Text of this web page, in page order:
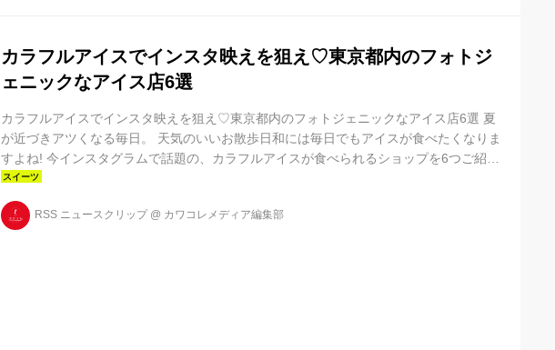
カラフルアイスでインスタ映えを狙え♡東京都内のフォトジ
ェニックなアイス店6選
カラフルアイスでインスタ映えを狙え♡東京都内のフォトジェニックなアイス店6選 夏
が近づきアツくなる毎日。 天気のいいお散歩日和には毎日でもアイスが食べたくなりま
すよね! 今インスタグラムで話題の、カラフルアイスが食べられるショップを6つご紹介
していきます♩ FLOTO(フロート) Sayaka♡さん(@sayaka227)がシェアした投稿 -
2017 5月 4 3:19午前 PDT 代々木にあるジェラートと焼き菓子のお店「FLOTO」のアイ
スが今インスタで話題です! オシャレさを引き出すワッフルコーンとシンプルなカラーの
RSS ニュースクリップ @ カワコレメディア編集部